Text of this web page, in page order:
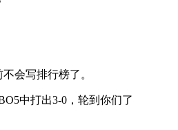
会写排行榜了。
中打出3-0，轮到你们了